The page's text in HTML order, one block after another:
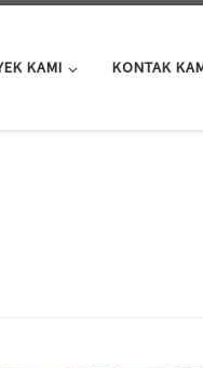
KAMI KONTAK